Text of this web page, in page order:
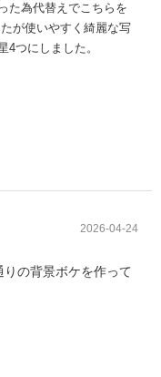
た為代替えでこちらを
が使いやすく綺麗な写
つにしました。
2026-04-24
の背景ボケを作って